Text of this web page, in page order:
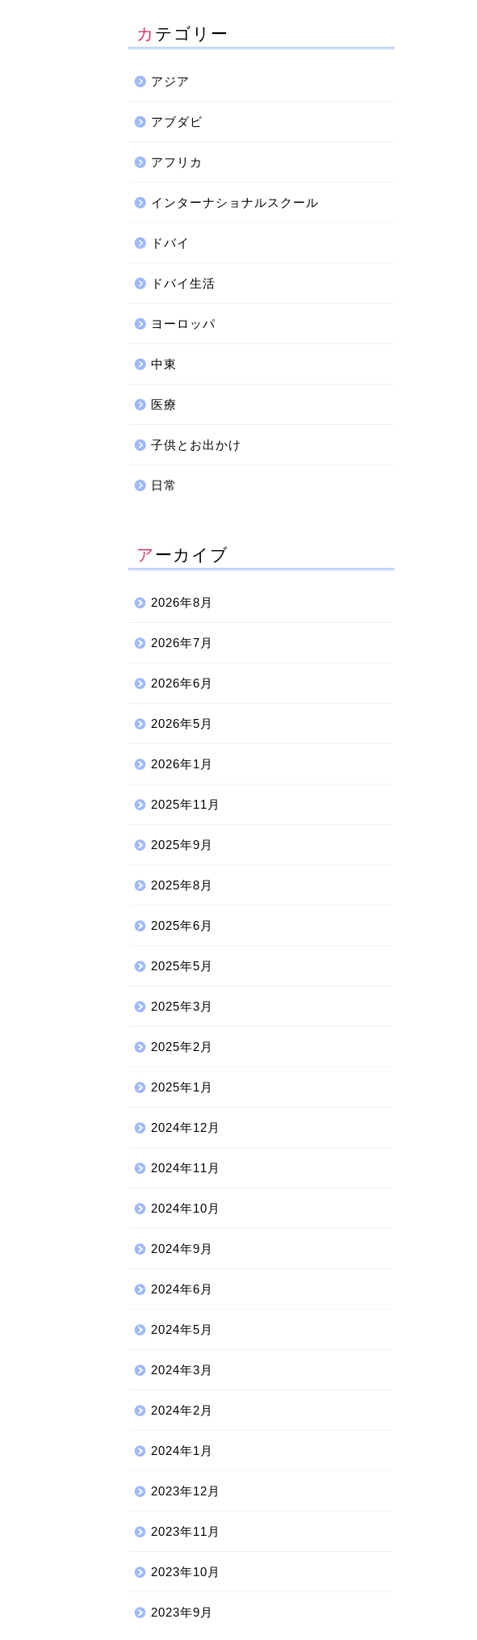
カテゴリー
アジア
アブダビ
アフリカ
インターナショナルスクール
ドバイ
ドバイ生活
ヨーロッパ
中東
医療
子供とお出かけ
日常
アーカイブ
2026年8月
2026年7月
2026年6月
2026年5月
2026年1月
2025年11月
2025年9月
2025年8月
2025年6月
2025年5月
2025年3月
2025年2月
2025年1月
2024年12月
2024年11月
2024年10月
2024年9月
2024年6月
2024年5月
2024年3月
2024年2月
2024年1月
2023年12月
2023年11月
2023年10月
2023年9月